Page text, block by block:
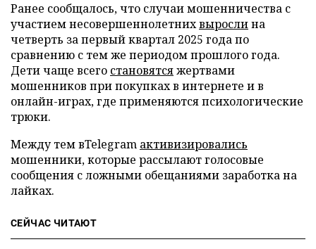
Ранее сообщалось, что случаи мошенничества с
участием несовершеннолетнихвырослина
четверть за первый квартал 2025 года по
сравнению с тем же периодом прошлого года.
Дети чаще всего становятсяжертвами
мошенников при покупках в интернете и в
онлайн-играх, где применяются психологические
трюки.
Между тем вTelegram активизировались
мошенники, которые рассылают голосовые
сообщения с ложными обещаниями заработка на
лайках.
СЕЙЧАС ЧИТАЮТ